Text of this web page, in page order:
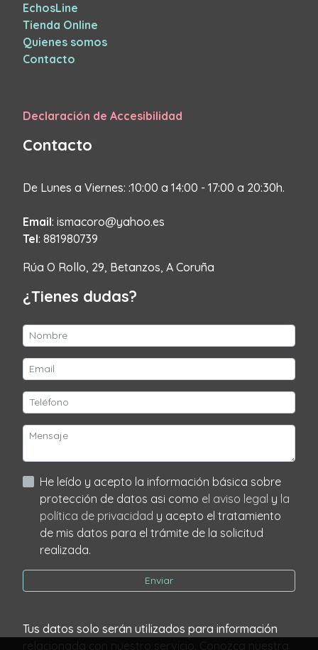
EchosLine
Tienda Online
Quienes somos
Contacto
Declaración de Accesibilidad
Contacto
De Lunes a Viernes: :10:00 a 14:00 - 17:00 a 20:30h.
Email: ismacoro@yahoo.es
Tel: 881980739
Rúa O Rollo, 29, Betanzos, A Coruña
¿Tienes dudas?
He leído y acepto la información básica sobre
protección de datos asi como el aviso legal y la
política de privacidad y acepto el tratamiento
de mis datos para el trámite de la solicitud
realizada.
Enviar
Tus datos solo serán utilizados para información